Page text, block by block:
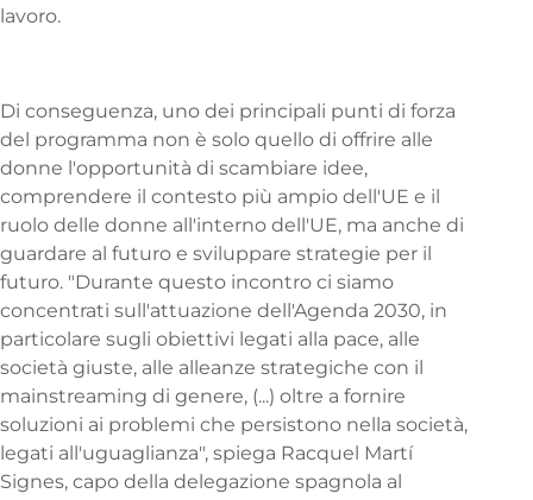
lavoro.
Di conseguenza, uno dei principali punti di forza
del programma non è solo quello di offrire alle
donne l'opportunità di scambiare idee,
comprendere il contesto più ampio dell'UE e il
ruolo delle donne all'interno dell'UE, ma anche di
guardare al futuro e sviluppare strategie per il
futuro. "Durante questo incontro ci siamo
concentrati sull'attuazione dell'Agenda 2030, in
particolare sugli obiettivi legati alla pace, alle
società giuste, alle alleanze strategiche con il
mainstreaming di genere, (...) oltre a fornire
soluzioni ai problemi che persistono nella società,
legati all'uguaglianza", spiega Racquel Martí
Signes, capo della delegazione spagnola al